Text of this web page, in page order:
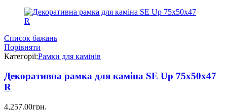
Список бажань
Порівняти
Категорії:Рамки для камінів
Декоративна рамка для каміна SE Up 75х50х47
R
4,257.00грн.